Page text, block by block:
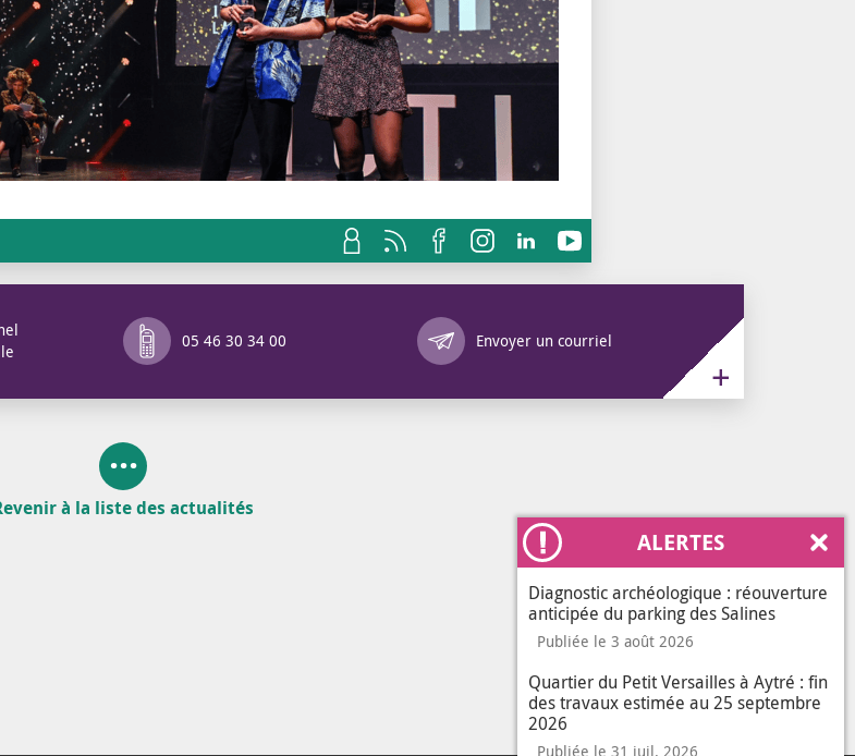
ALERTES
Diagnostic archéologique : réouverture
anticipée du parking des Salines
Publiée le 3 août 2026
Quartier du Petit Versailles à Aytré : fin
des travaux estimée au 25 septembre
2026
Publiée le 31 juil. 2026
05 46 30 34 00 Envoyer un courriel
Annuaire des services
à la liste des actualités